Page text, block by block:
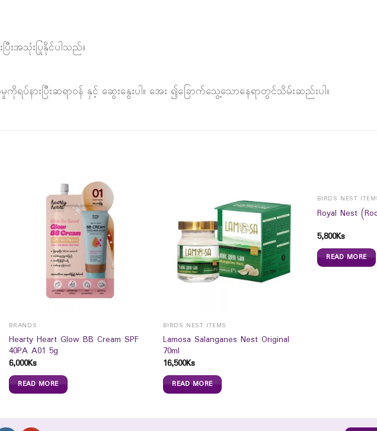
အသုံးပြုနိုင်ပါသည်။
မှုကိုရပ်နားပြီးဆရာဝန် နှင့် ဆွေးနွေးပါ။ အေး ၍ခြောက်သွေ့သောနေရာတွင်သိမ်းဆည်းပါ။
BRANDS
Hearty Heart Glow BB Cream SPF
40PA A01 5g
6,000Ks
READ MORE
BIRDS NEST ITEMS
Lamosa Salanganes Nest Original
70ml
16,500Ks
READ MORE
BIRDS NEST
Royal Nest
5,800Ks
READ MORE